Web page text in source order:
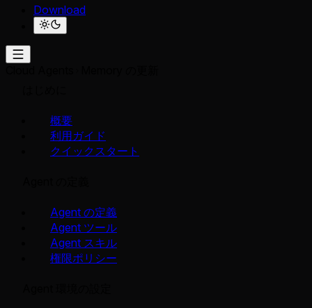
Download
概要
利用ガイド
クイックスタート
Agent の定義
Agent ツール
Agent スキル
権限ポリシー